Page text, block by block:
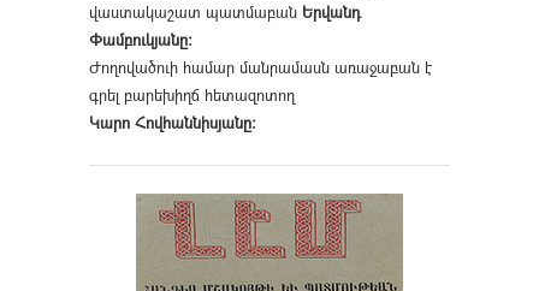
վաստակաշատ պատմաբան Երվանդ
Փամբուկյանը։
Ժողովածուի համար մանրամասն առաջաբան է
գրել բարեխիղճ հետազոտող
Կարո Հովհաննիսյանը։